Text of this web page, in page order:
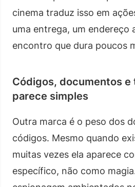
cinema traduz isso em
uma entrega, um endereço
encontro que dura poucos
Códigos, documentos e
parece simples
Outra marca é o peso dos
códigos. Mesmo quando
muitas vezes ela aparece
específico, não como